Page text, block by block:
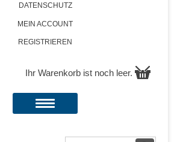
DATENSCHUTZ
MEIN ACCOUNT
REGISTRIEREN
Ihr Warenkorb ist noch leer.